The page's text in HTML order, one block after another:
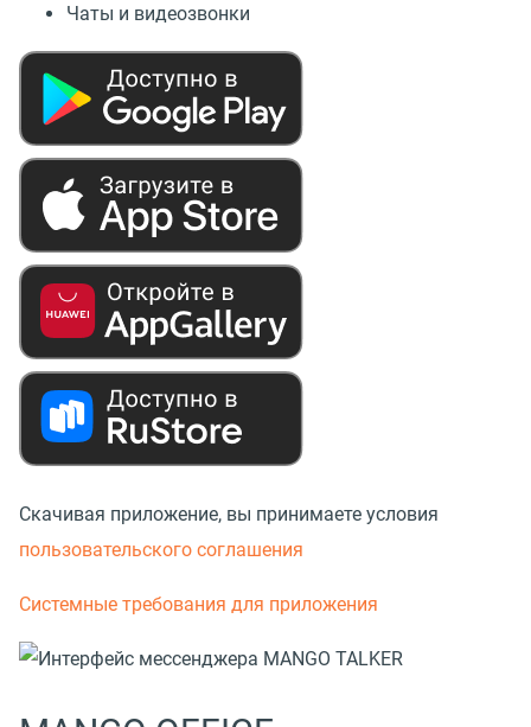
Чаты и видеозвонки
Скачивая приложение, вы принимаете условия
пользовательского соглашения
Системные требования для приложения